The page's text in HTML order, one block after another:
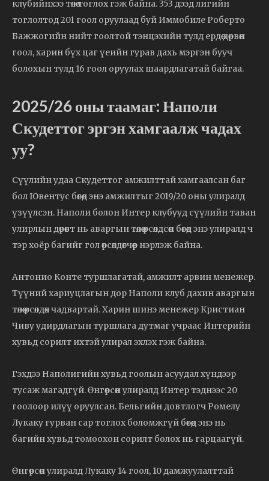
клубийнхээ төлөө тоглох гэж байна. 353 дээд лигийн
тоглолтод 201 гоол оруулаад буй Иммобиле Роберто
Бажжогийн нийт гоолтой тэнцэхийн тулд ердөө дөрвөн
гоол, харин бүх цаг үеийн гурав дахь мэргэн бууч
болохын тулд 16 гоол оруулах шаардлагатай байгаа.
2025/26 оны таамаг: Наполи
Скудеттог эргэн хамгаалж чадах
уу?
Сүүлийн удаа Скудеттог амжилттай хамгаалсан баг
бол Ювентус бөгөөд энэ амжилтыг 2019/20 оны улиралд
үзүүлсэн. Наполи болон Интер клубууд сүүлийн таван
улирлын дөрөвт нь аваргын төлөө өрсөлдсөн бөгөөд энэ улиралд ч
тэр хоёр багийг гол өрсөлдөгчөөр нэрлэж байна.
Антонио Конте туршлагатай, амжилт арвин менежер.
Түүний хариуцлагын дор Наполи клуб дахин аваргын
төлөө өрсөлдөх чадвартай. Харин шинэ менежер Кристиан
Чиву удирдлагын туршлага дутмаг учраас Интерийн
хувьд сорилт ихтэй улирал эхлэх гэж байна.
Гэхдээ Наполигийн хувьд гоолын асуудал хүндээр
тусаж магадгүй. Өнгөрсөн улиралд Интер тэднээс 20
гоолоор илүү оруулсан. Бельгийн довтлогч Ромелу
Лукаку гурван сар тоглох боломжгүй бөгөөд энэ нь
багийн хувьд томоохон сорилт болох нь гарцаагүй.
Өнгөрсөн улиралд Лукаку 14 гоол, 10 дамжуулалттай